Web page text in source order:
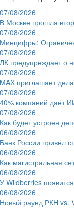
07/08/2026
В Москве прошла
07/08/2026
Минцифры:
07/08/2026
ЛК предупреждает о
07/08/2026
MAX приглашает
07/08/2026
40% компаний даёт
07/08/2026
Как будет устроен
06/08/2026
Банк России привёл
06/08/2026
Как магистральная
06/08/2026
У Wildberries
06/08/2026
Новый раунд РКН vs.